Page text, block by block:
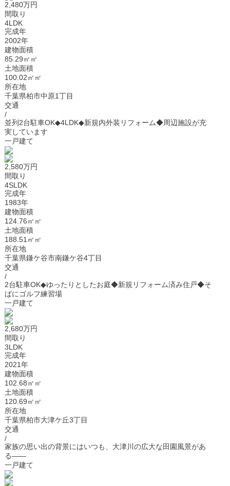
2,480万円
間取り
4LDK
完成年
2002年
建物面積
85.29㎡㎡
土地面積
100.02㎡㎡
所在地
千葉県柏市中原1丁目
交通
/
並列2台駐車OK◆4LDK◆新規内外装リフォーム◆周辺施設が充
実しています
一戸建て
2,580万円
間取り
4SLDK
完成年
1983年
建物面積
124.76㎡㎡
土地面積
188.51㎡㎡
所在地
千葉県鎌ケ谷市南鎌ケ谷4丁目
交通
/
2台駐車OK◆ゆったりとしたお庭◆新規リフォーム済み住戸◆そ
ばにゴルフ練習場
一戸建て
2,680万円
間取り
3LDK
完成年
2021年
建物面積
102.68㎡㎡
土地面積
120.69㎡㎡
所在地
千葉県柏市大津ケ丘3丁目
交通
/
家族の思い出の背景にはいつも、大津川の広大な田園風景があ
る――
一戸建て